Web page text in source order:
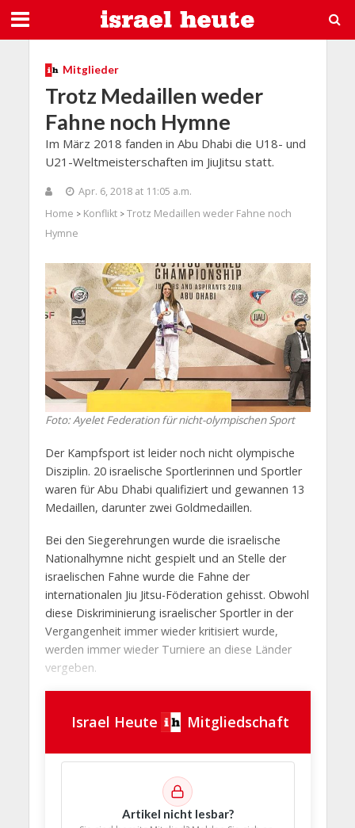
Mitglieder
Trotz Medaillen weder
Fahne noch Hymne
Im März 2018 fanden in Abu Dhabi die U18- und
U21-Weltmeisterschaften im JiuJitsu statt.
Apr. 6, 2018 at 11:05 a.m.
Home > Konflikt> Trotz Medaillen weder Fahne noch
Hymne
Foto: Ayelet Federation für nicht-olympischen Sport
Der Kampfsport ist leider noch nicht olympische
Disziplin. 20 israelische Sportlerinnen und Sportler
waren für Abu Dhabi qualifiziert und gewannen 13
Medaillen, darunter zwei Goldmedaillen.
Bei den Siegerehrungen wurde die israelische
Nationalhymne nicht gespielt und an Stelle der
israelischen Fahne wurde die Fahne der
internationalen Jiu Jitsu-Föderation gehisst. Obwohl
diese Diskriminierung israelischer Sportler in der
Vergangenheit immer wieder kritisiert wurde,
werden immer wieder Turniere an diese Länder
vergeben.
Israel Heute Mitgliedschaft
Artikel nicht lesbar?